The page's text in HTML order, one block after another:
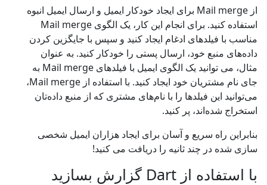
از Mail merge برای ایجاد خودکار ایمیل و ارسال ایمیل انبوه
استفاده کنید. برای انجام این کار، یک الگوی Mail merge
مناسب با فیلدهای ادغام ایجاد کنید و سپس با جایگزین کردن
داده‌های منبع خود، ارسال پستی را خودکار کنید. به عنوان
مثال، می توانید یک الگوی ایمیل با فیلدهای Mail merge به
جای نام مشتریان خود ایجاد کنید. با استفاده از Mail merge،
می‌توانید این فیلدها را با نام‌های مشتری که از منبع داده‌تان
استخراج شده‌اند، پر کنید.
بنابراین راه سریع و آسان برای ایجاد هزاران ایمیل شخصی
سازی شده در چند ثانیه را دریافت می کنید!
با استفاده از Dart گزارش بسازید